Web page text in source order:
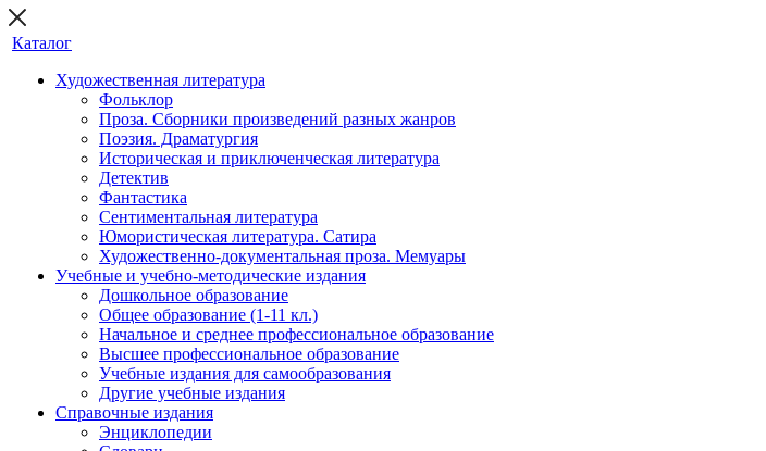
Каталог
Художественная литература
Фольклор
Проза. Сборники произведений разных жанров
Поэзия. Драматургия
Историческая и приключенческая литература
Детектив
Фантастика
Сентиментальная литература
Юмористическая литература. Сатира
Художественно-документальная проза. Мемуары
Учебные и учебно-методические издания
Дошкольное образование
Общее образование (1-11 кл.)
Начальное и среднее профессиональное образование
Высшее профессиональное образование
Учебные издания для самообразования
Другие учебные издания
Справочные издания
Энциклопедии